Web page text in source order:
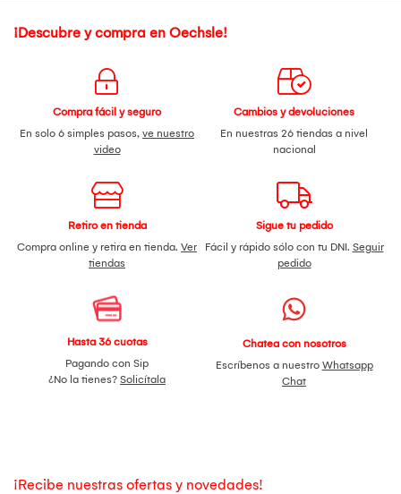
¡Descubre y compra en Oechsle!
Compra fácil y seguro
En solo 6 simples pasos, ve nuestro
video
Cambios y devoluciones
En nuestras 26 tiendas a nivel
nacional
Retiro en tienda
Compra online y retira en tienda. Ver
tiendas
Sigue tu pedido
Fácil y rápido sólo con tu DNI. Seguir
pedido
Hasta 36 cuotas
Pagando con Sip
¿No la tienes? Solicítala
Chatea con nosotros
Escríbenos a nuestro Whatsapp
Chat
¡Recibe nuestras ofertas y novedades!